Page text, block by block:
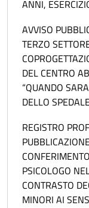
ANNI,
AVVISO
TERZO
DEL CENTRO
“QUANDO
DELLO
REGISTRO
PSICOLOGO
CONTRASTO
MINORI AI